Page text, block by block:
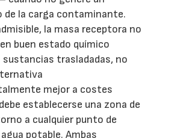
de la carga contaminante.
la masa receptora no
buen estado químico
sustancias trasladadas, no
mejor a costes
establecerse una zona de
a cualquier punto de
potable. Ambas